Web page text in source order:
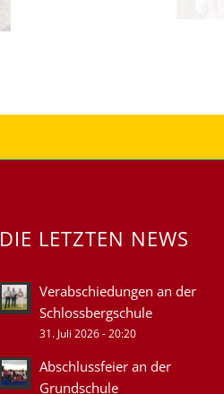
DIE LETZTEN NEWS
Verabschiedungen an der
Schlossbergschule
31. Juli 2026 - 20:20
Abschlussfeier an der
Grundschule